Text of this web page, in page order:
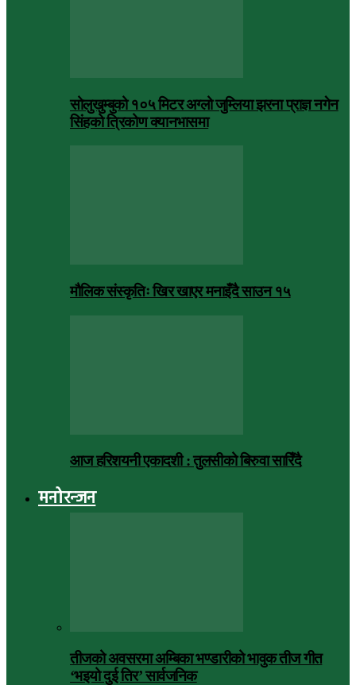
सोलुखुम्बुको १०५ मिटर अग्लो जुम्लिया झरना प्राज्ञ नगेन
सिंहको त्रिकोण क्यानभासमा
मौलिक संस्कृतिः खिर खाएर मनाइँदै साउन १५
आज हरिशयनी एकादशी : तुलसीको बिरुवा सारिँदै
मनोरन्जन
तीजको अवसरमा अम्बिका भण्डारीको भावुक तीज गीत
‘भइयो दुई तिर’ सार्वजनिक